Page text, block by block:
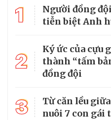
1
Người đồng
tiễn biệt Anh
2
Ký ức của cựu
thành “tấm
đồng đội
3
Từ căn lều
nuôi 7 con gái